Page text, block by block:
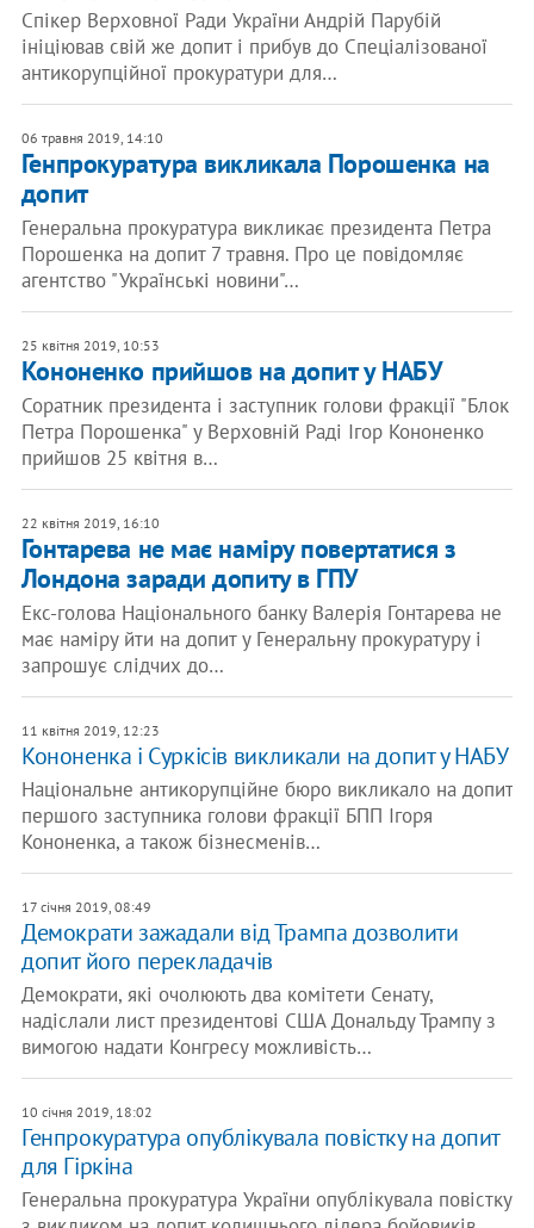
Спікер Верховної Ради України Андрій Парубій
ініціював свій же допит і прибув до Спеціалізованої
антикорупційної прокуратури для…
06 травня 2019, 14:10
Генпрокуратура викликала Порошенка на
допит
Генеральна прокуратура викликає президента Петра
Порошенка на допит 7 травня. Про це повідомляє
агентство "Українські новини"…
25 квітня 2019, 10:53
Кононенко прийшов на допит у НАБУ
Соратник президента і заступник голови фракції "Блок
Петра Порошенка" у Верховній Раді Ігор Кононенко
прийшов 25 квітня в…
22 квітня 2019, 16:10
Гонтарева не має наміру повертатися з
Лондона заради допиту в ГПУ
Екс-голова Національного банку Валерія Гонтарева не
має наміру йти на допит у Генеральну прокуратуру і
запрошує слідчих до…
11 квітня 2019, 12:23
Кононенка і Суркісів викликали на допит у НАБУ
Національне антикорупційне бюро викликало на допит
першого заступника голови фракції БПП Ігоря
Кононенка, а також бізнесменів…
17 січня 2019, 08:49
Демократи зажадали від Трампа дозволити
допит його перекладачів
Демократи, які очолюють два комітети Сенату,
надіслали лист президентові США Дональду Трампу з
вимогою надати Конгресу можливість…
10 січня 2019, 18:02
Генпрокуратура опублікувала повістку на допит
для Гіркіна
Генеральна прокуратура України опублікувала повістку